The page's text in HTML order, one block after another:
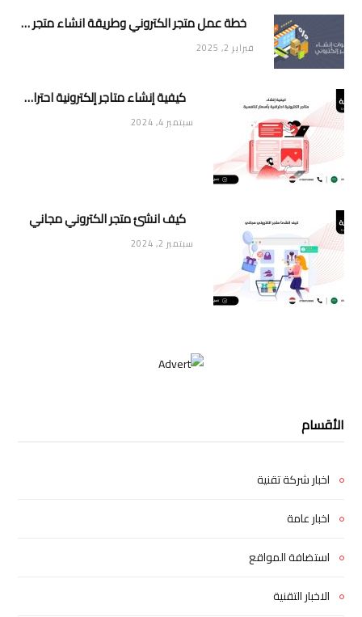
خطة عمل متجر الكتروني وطريقة انشاء متجر خاص ناجح ومميز
فبراير 2, 2025
كيفية إنشاء متاجر إلكترونية احترافية بأسعار تنافسية
سبتمبر 4, 2024
كيف انشئ متجر الكتروني مجاني
سبتمبر 2, 2024
الأقسام
اخبار شركة تقنية
اخبار عامة
استضافة المواقع
الاخبار التقنية